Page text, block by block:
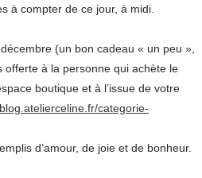
à compter de ce jour, à midi.
(un bon cadeau « un peu »,
à la personne qui achète le
boutique et à l’issue de votre
categorie-
d’amour, de joie et de bonheur.